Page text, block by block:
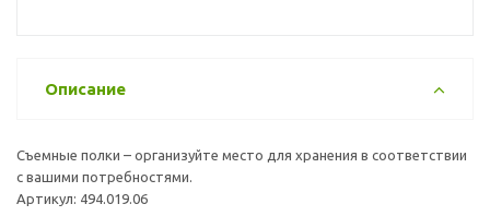
Описание
Съемные полки – организуйте место для хранения в соответствии
с вашими потребностями.
Артикул: 494.019.06